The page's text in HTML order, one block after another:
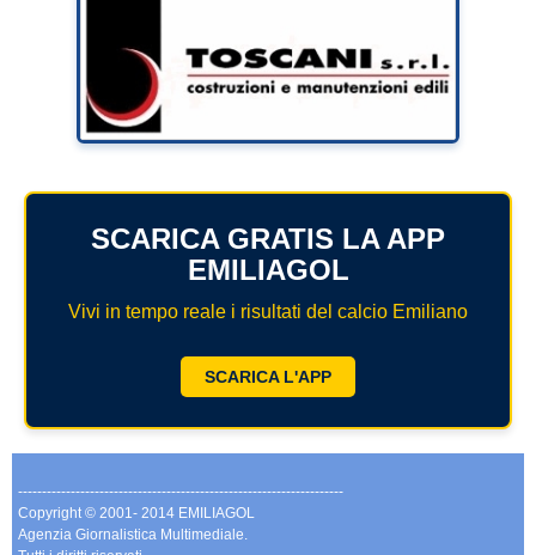
SCARICA GRATIS LA APP
EMILIAGOL
Vivi in tempo reale i risultati del calcio Emiliano
SCARICA L'APP
--------------------------------------------------------------------
Copyright © 2001- 2014 EMILIAGOL
Agenzia Giornalistica Multimediale.